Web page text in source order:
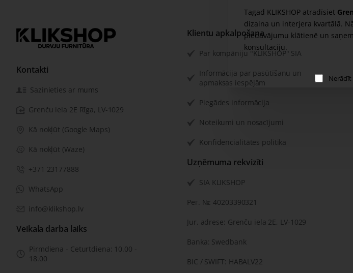
Tagad KLIKSHOP atradīsiet
dizaina un interjera kvartālā.
piedāvājumu klātienē un
konsultāciju.
Nerādīt
Kontakti
Sazinieties ar mums
Grenču iela 2E Rīga, LV-1029
Kā nokļūt (Google Maps)
Kā nokļūt (Waze)
+371 23177888
WhatsApp
info@klikshop.lv
Veikala darba laiks
Pirmdiena - Ceturtdiena: 10.00 -
18.00
Klientu apkalpošana
Par kompāniju "KLIKSHOP" SIA
Informācija par pasūtīšanu un
apmaksas iespējām
Piegādes informācija
Noteikumi un nosacījumi
Konfidencialitātes politika
Uzņēmuma rekvizīti
SIA KLIKSHOP
Рег. №: 40203390321
Jur. adrese: Grenču iela 2E, LV-1029
Banka: Swedbank
BIC / SWIFT: HABALV22